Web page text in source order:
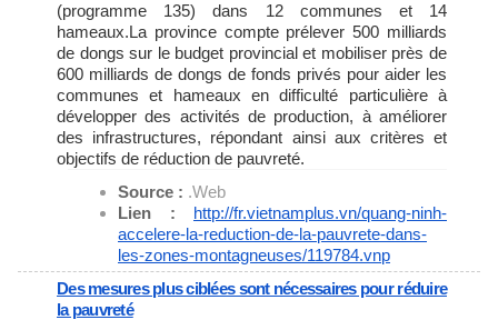
(programme 135) dans 12 communes et 14
hameaux.La province compte prélever 500 milliards
de dongs sur le budget provincial et mobiliser près de
600 milliards de dongs de fonds privés pour aider les
communes et hameaux en difficulté particulière à
développer des activités de production, à améliorer
des infrastructures, répondant ainsi aux critères et
objectifs de réduction de pauvreté.
Source : .Web
Lien : http://fr.vietnamplus.vn/quang-ninh-
accelere-la-reduction-de-la-pauvrete-dans-
les-zones-montagneuses/119784.vnp
Des mesures plus ciblées sont nécessaires pour réduire
la pauvreté